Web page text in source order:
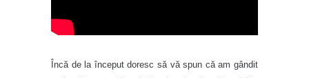
Încă de la început doresc să vă spun că am gândit